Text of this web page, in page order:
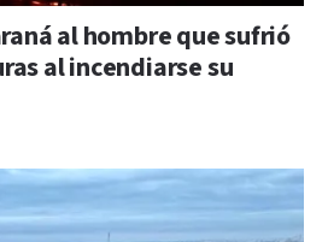
al hombre que sufrió
al incendiarse su